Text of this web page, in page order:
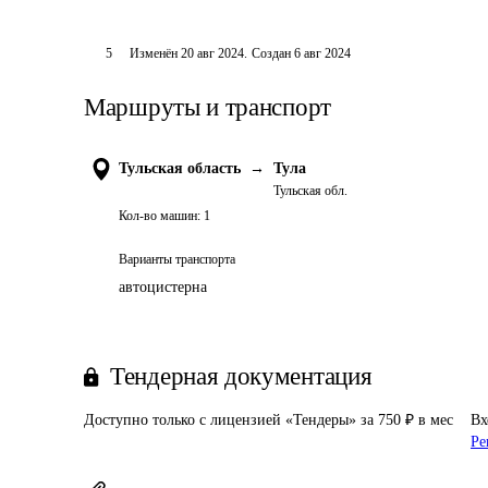
5 Изменён 20 авг 2024. Создан 6 авг 2024
Маршруты и транспорт
Тульская область → Тула
Тульская обл.
Кол-во машин: 1
Варианты транспорта
автоцистерна
Тендерная документация
Доступно только с лицензией «Тендеры» за 750 ₽ в мес